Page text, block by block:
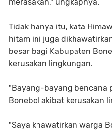
merasakan," ungkapnya.
Tidak hanya itu, kata
hitam ini juga
besar bagi Kabupaten
kerusakan lingkungan.
"Bayang-bayang bencana
Bonebol akibat kerusakan
"Saya khawatirkan warga